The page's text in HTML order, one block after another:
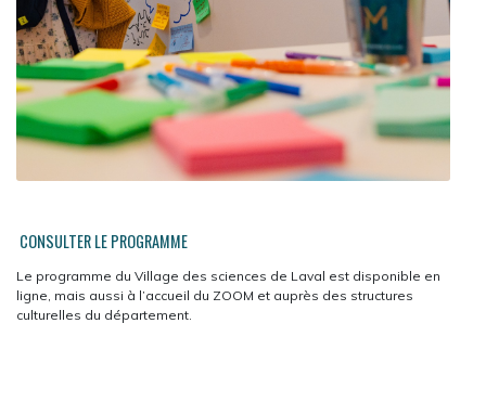
CONSULTER LE PROGRAMME
Le programme du Village des sciences de Laval est disponible en
ligne, mais aussi à l’accueil du ZOOM et auprès des structures
culturelles du département.